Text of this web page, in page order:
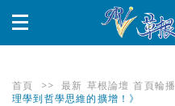
首頁 >> 最新 草根論壇 首頁輪播
理學到哲學思維的擴增！》